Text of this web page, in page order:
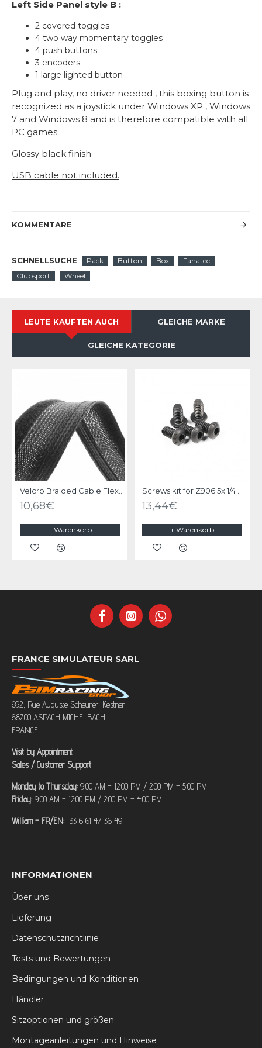
Left Side Panel style B :
2 covered toggles
4 two way momentary toggles
4 push buttons
3 encoders
1 large lighted button
Plug and play, no driver needed , this boxing button is
recognized as a joystick under Windows XP , Windows
7 and Windows 8 and is therefore compatible with all
PC games.
Glossy black finish
USB cable not included.
KOMMENTARE
SCHNELLSUCHE Pack Button Box
Fanatec
Clubsport
Wheel
LEUTE KAUFTEN AUCH GLEICHE MARKE
GLEICHE KATEGORIE
Velcro Braided Cable Flexo Wrap 18 to 31mm - 1 meter - Black - organize your cables
10,68€
+ Warenkorb
Screws kit for Z906 5x 1/4 UNC X 1/2 black steel
13,44€
+ Warenkorb
FRANCE SIMULATEUR SARL
692, Rue Auguste Scheurer-Kestner
68700 ASPACH MICHELBACH
FRANCE
Visit by Appointment
Sales / Customer Support
Monday to Thursday: 9:00 AM – 12:00 PM / 2:00 PM – 5:00 PM
Friday: 9:00 AM – 12:00 PM / 2:00 PM – 4:00 PM
William – FR/EN: +33 6 61 47 36 49
INFORMATIONEN
Über uns
Lieferung
Datenschutzrichtlinie
Tests und Bewertungen
Bedingungen und Konditionen
Händler
Sitzoptionen und größen
Montageanleitungen und Hinweise